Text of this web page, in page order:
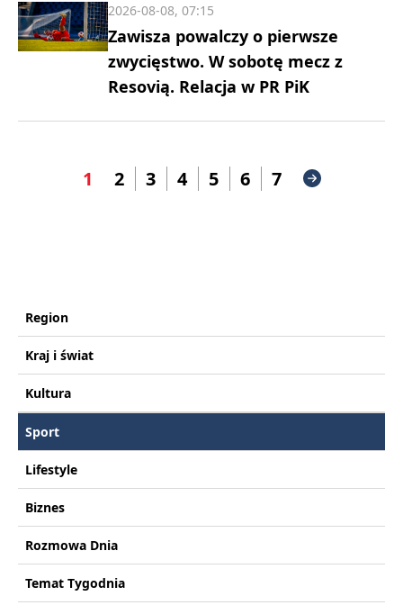
Zawisza powalczy o pierwsze
zwycięstwo. W sobotę mecz z
Resovią. Relacja w PR PiK
2026-08-08, 07:15
1 2 3 4 5 6 7
Region
Kraj i świat
Kultura
Sport
Lifestyle
Biznes
Rozmowa Dnia
Temat Tygodnia